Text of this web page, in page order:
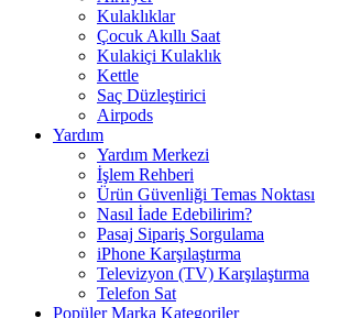
Kulaklıklar
Çocuk Akıllı Saat
Kulakiçi Kulaklık
Kettle
Saç Düzleştirici
Airpods
Yardım
Yardım Merkezi
İşlem Rehberi
Ürün Güvenliği Temas Noktası
Nasıl İade Edebilirim?
Pasaj Sipariş Sorgulama
iPhone Karşılaştırma
Televizyon (TV) Karşılaştırma
Telefon Sat
Popüler Marka Kategoriler